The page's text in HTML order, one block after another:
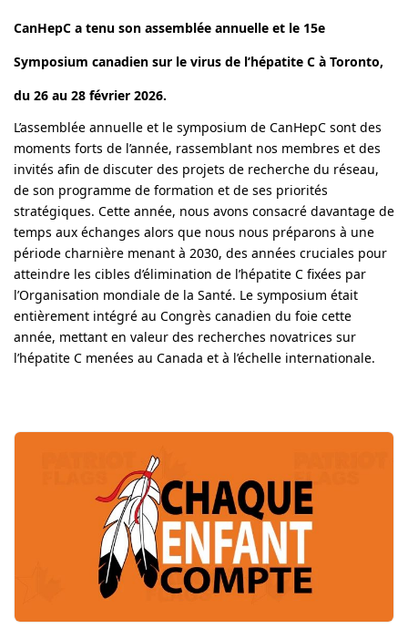
CanHepC a tenu son assemblée annuelle et le 15e
Symposium canadien sur le virus de l’hépatite C à Toronto,
du 26 au 28 février 2026.
L’assemblée annuelle et le symposium de CanHepC sont des
moments forts de l’année, rassemblant nos membres et des
invités afin de discuter des projets de recherche du réseau,
de son programme de formation et de ses priorités
stratégiques. Cette année, nous avons consacré davantage de
temps aux échanges alors que nous nous préparons à une
période charnière menant à 2030, des années cruciales pour
atteindre les cibles d’élimination de l’hépatite C fixées par
l’Organisation mondiale de la Santé. Le symposium était
entièrement intégré au Congrès canadien du foie cette
année, mettant en valeur des recherches novatrices sur
l’hépatite C menées au Canada et à l’échelle internationale.